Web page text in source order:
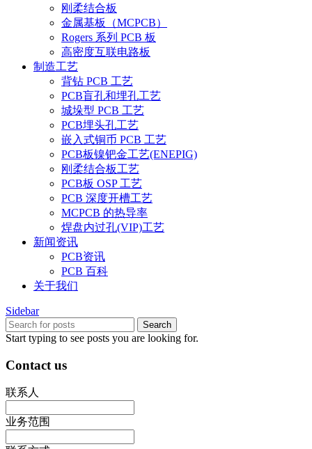
刚柔结合板
金属基板（MCPCB）
Rogers 系列 PCB 板
高密度互联电路板
制造工艺
背钻 PCB 工艺
PCB盲孔和埋孔工艺
城垛型 PCB 工艺
PCB埋头孔工艺
嵌入式铜币 PCB 工艺
PCB板镍钯金工艺(ENEPIG)
刚柔结合板工艺
PCB板 OSP 工艺
PCB 深度开槽工艺
MCPCB 的热导率
焊盘内过孔(VIP)工艺
新闻资讯
PCB资讯
PCB 百科
关于我们
Sidebar
Search
Start typing to see posts you are looking for.
Contact us
联系人
业务范围